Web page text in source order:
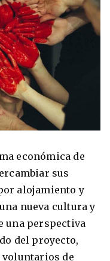
económica de
sus
alojamiento y
nueva cultura y
una perspectiva
del proyecto,
de